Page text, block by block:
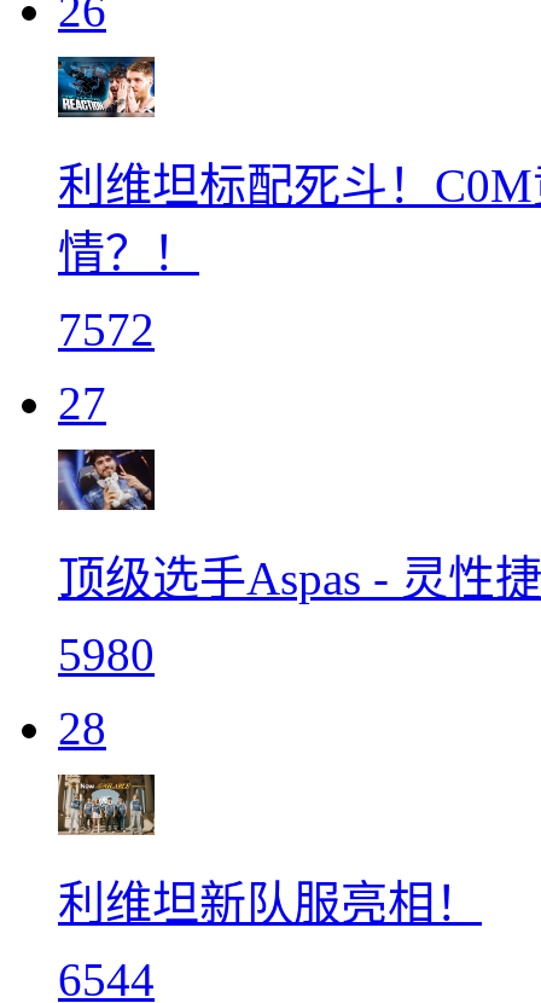
26
利维坦标配死斗！
情？！
7572
27
顶级选手Aspas - 灵性
5980
28
利维坦新队服亮相！
6544